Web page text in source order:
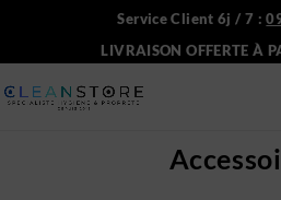
Service Client 6j / 7 :
LIVRAISON OFFERTE À